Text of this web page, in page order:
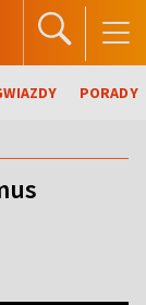
PORADY